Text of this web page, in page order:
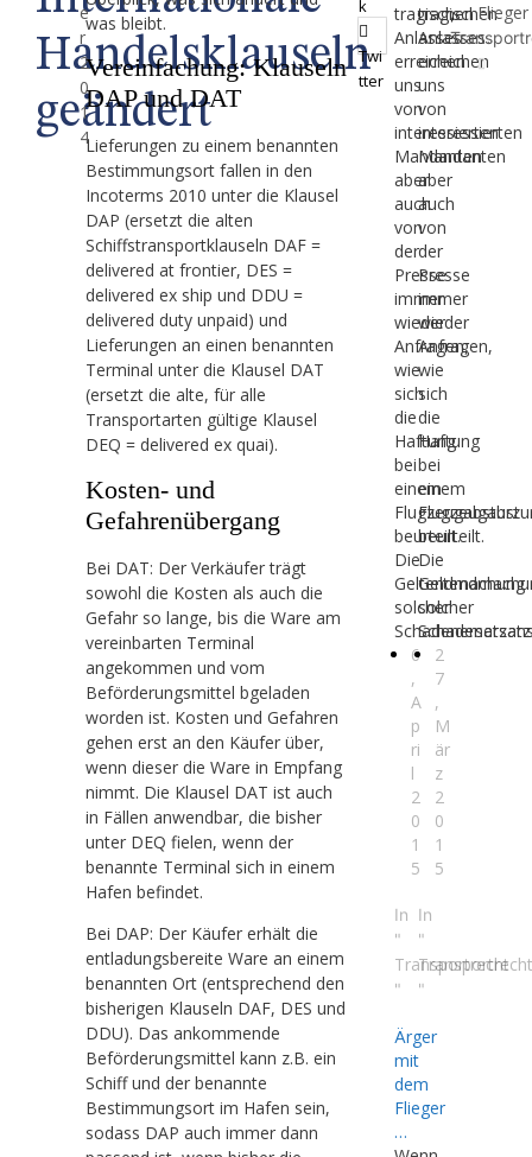
Handelsklauseln
geändert
e
r
2
0
1
4
was bleibt.
Vereinfachung: Klauseln
DAP und DAT
Lieferungen zu einem benannten
Bestimmungsort fallen in den
Incoterms 2010 unter die Klausel
DAP (ersetzt die alten
Schiffstransportklauseln DAF =
delivered at frontier, DES =
delivered ex ship und DDU =
delivered duty unpaid) und
Lieferungen an einen benannten
Terminal unter die Klausel DAT
(ersetzt die alte, für alle
Transportarten gültige Klausel
DEQ = delivered ex quai).
Kosten- und
Gefahrenübergang
Bei DAT: Der Verkäufer trägt
sowohl die Kosten als auch die
Gefahr so lange, bis die Ware am
vereinbarten Terminal
angekommen und vom
Beförderungsmittel bgeladen
worden ist. Kosten und Gefahren
gehen erst an den Käufer über,
wenn dieser die Ware in Empfang
nimmt. Die Klausel DAT ist auch
in Fällen anwendbar, die bisher
unter DEQ fielen, wenn der
benannte Terminal sich in einem
Hafen befindet.
Bei DAP: Der Käufer erhält die
entladungsbereite Ware an einem
benannten Ort (entsprechend den
bisherigen Klauseln DAF, DES und
DDU). Das ankommende
Beförderungsmittel kann z.B. ein
Schiff und der benannte
Bestimmungsort im Hafen sein,
sodass DAP auch immer dann
k
Twi
tter
tragischen
Anlasses
erreichen
uns
von
interessierten
Mandanten
aber
auch
von
der
Presse
immer
wieder
Anfragen,
wie
sich
die
Haftung
bei
einem
Flugzeugabsturz
beurteilt.
Die
Geltendmachung
solcher
6
,
A
p
ri
l
2
0
1
5
In
"
Transportrecht
"
tragischen
Anlasses
erreichen
uns
von
interessierten
Mandanten
aber
auch
von
der
Presse
immer
wieder
Anfragen,
wie
sich
die
Haftung
bei
einem
beurteilt.
Die
solcher
2
7
,
M
är
z
2
0
1
5
In
"
Transportrecht
"
Ärger
mit
dem
Flieger
…
,
Flieger
…